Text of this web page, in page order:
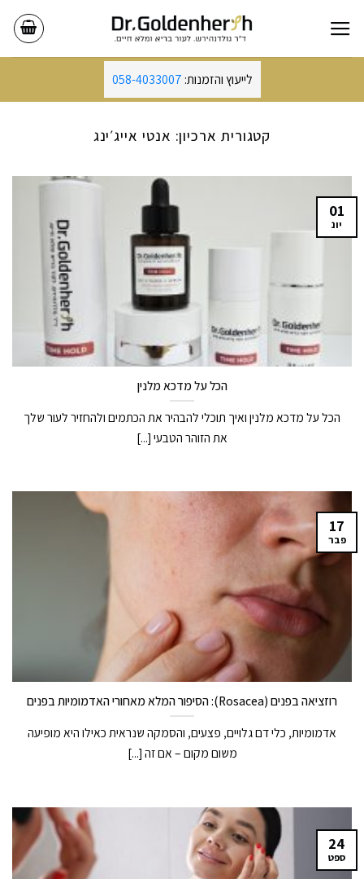
content
לייעוץ והזמנות: 058-4033007
קטגורית ארכיון: אנטי אייג׳ינג
הכל על מדכא מלנין
הכל על מדכא מלנין ואיך תוכלי להבהיר את הכתמים ולהחזיר לעור שלך
את הזוהר הטבעי [...]
01
יונ
רוזציאה בפנים (Rosacea): הסיפור המלא מאחורי האדמומיות בפנים
אדמומיות, כלי דם גלויים, פצעים, והסמקה שנראית כאילו היא מופיעה
משום מקום – אם זה [...]
17
פבר
24
ספט